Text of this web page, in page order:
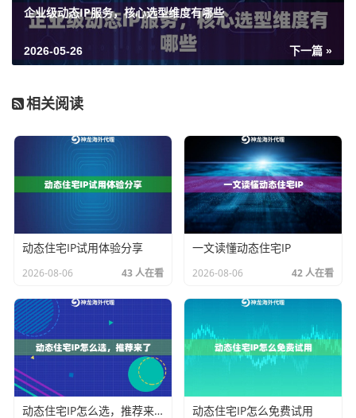
运行的任务，网络不稳定或带宽受限会导致任务频繁中
断，效率大打折扣。一个优秀的服务商应该能提供清晰
的服务水平协议承诺。
中难免会遇到技术问题或需要配置调整，服务商能否提
供及时、专业的技术响应，是否有完善的使用文档和客
户支持渠道，这些软实力同样重要。
如何根据你的业务场景，精准匹配代理IP？
空谈维度不够，我们得落到具体的业务上。下面这张表
格，能帮你快速理解不同场景下的核心需求：
业务场
景
核心需求
推荐的IP类型与特
数据采
场调研
高匿名性，防封禁，大
规模并发，IP轮换需求
动态住宅IP，短效
动态IP代理，纯净I
搜索引
模拟不同地理位置的真
覆盖全球的住宅I
企业级动态IP服务，核心选型维度有哪些
下一篇 »
2026-05-26
相关阅读
动态住宅IP试用体验分享
2026-08-06 43 人在看
一文读懂动态住宅IP
2026-08-06 42 人在看
动态住宅IP怎么选，推荐来了 动态住宅IP怎么免费试用